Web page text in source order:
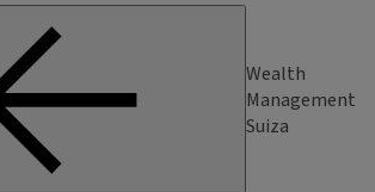
Wealth
Management
Suiza